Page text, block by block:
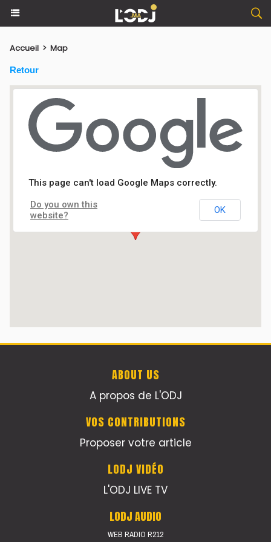
Accueil > Map
Retour
Nuit Cherkaouia à Rabat
Zenith - RABAT
This page can't load Google Maps correctly.
Do you own this
website?
OK
ABOUT US
A propos de L'ODJ
VOS CONTRIBUTIONS
Proposer votre article
LODJ VIDÉO
L'ODJ LIVE TV
LODJ AUDIO
WEB RADIO R212